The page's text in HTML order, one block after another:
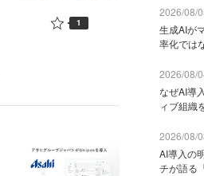
1
2026/08/
生成AIが
率化では
2026/08/
なぜAI導
ィブ組織
2026/08/
AI導入の
チが語る